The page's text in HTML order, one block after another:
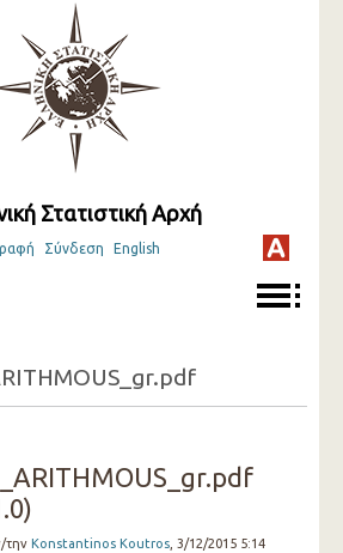
Στατιστική Αρχή
Σύνδεση English
την Konstantinos Koutros, 3/12/2015 5:14